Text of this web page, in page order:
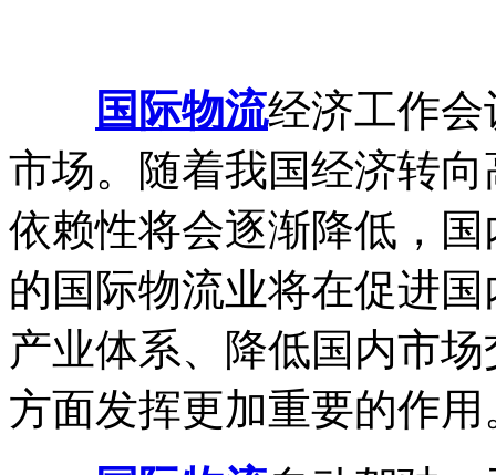
国际物流经济工作
市场。随着我国经济转
依赖性将会逐渐降低，
的国际物流业将在促进
产业体系、降低国内市
方面发挥更加重要的作用